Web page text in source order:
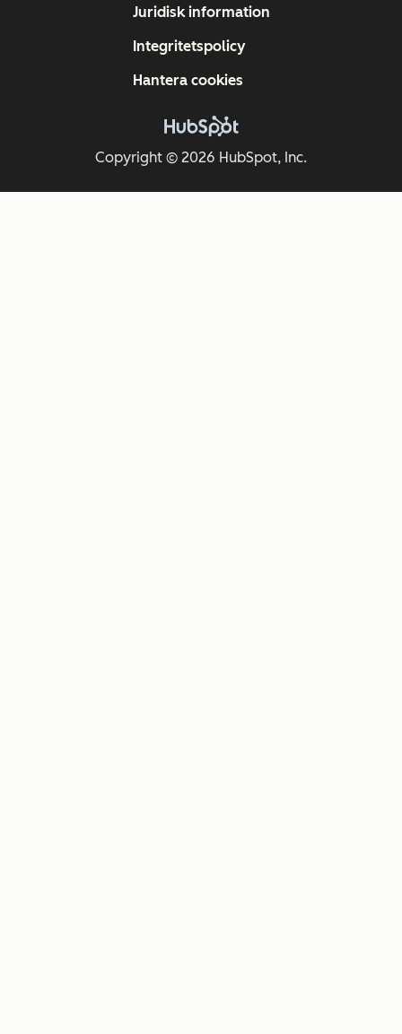
Copyright © 2026 HubSpot, Inc.
Juridisk information
Integritetspolicy
Hantera cookies